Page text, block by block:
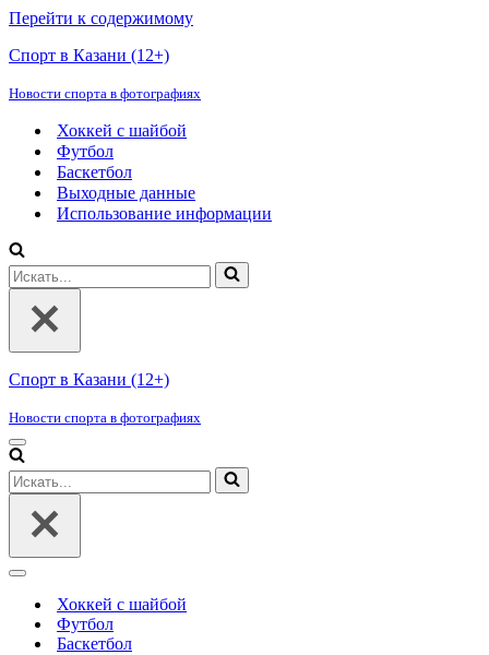
Перейти к содержимому
Спорт в Казани (12+)
Новости спорта в фотографиях
Хоккей с шайбой
Футбол
Баскетбол
Выходные данные
Использование информации
Искать...
Спорт в Казани (12+)
Новости спорта в фотографиях
Меню
навигации
Искать...
Меню
навигацииХоккей с шайбой
Футбол
Баскетбол